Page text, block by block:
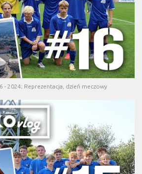
- 2024; Reprezentacja, dzień meczowy